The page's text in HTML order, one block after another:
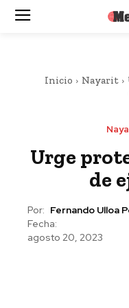
Inicio Nayarit
Urge
de
Por: Fernando Ulloa
Fecha:
agosto 20, 2023